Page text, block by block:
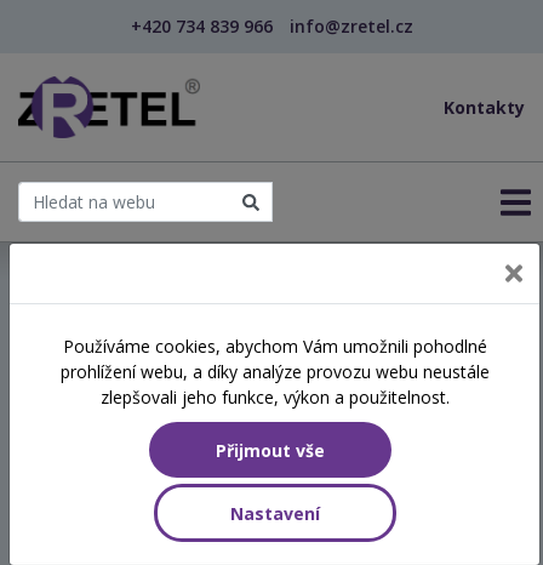
+420 734 839 966 info@zretel.cz
Kontakty
šablony
Krizové plány a chování
školy v krizové situaci
(webinář)
Hodinová dotace
Používáme cookies, abychom Vám umožnili pohodlné
prohlížení webu, a díky analýze provozu webu neustále
zlepšovali jeho funkce, výkon a použitelnost.
Přijmout vše
Nastavení